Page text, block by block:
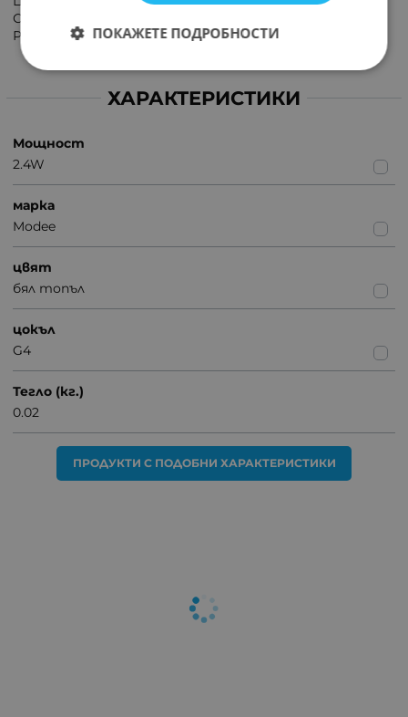
Светлинен поток: 275lm
Размер: Дължина-44.5мм Диаметър-13мм
ХАРАКТЕРИСТИКИ
Мощност
2.4W
марка
Modee
цвят
бял топъл
цокъл
G4
Тегло (кг.)
0.02
ПРОДУКТИ С ПОДОБНИ ХАРАКТЕРИСТИКИ
ПОКАЖЕТЕ ПОДРОБНОСТИ